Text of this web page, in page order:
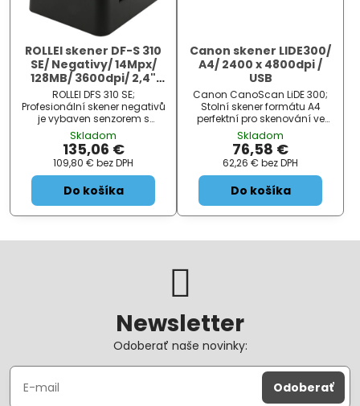
ROLLEI skener DF-S 310
SE/ Negativy/ 14Mpx/
128MB/ 3600dpi/ 2,4"
LCD/ SDHC/ USB
ROLLEI DFS 310 SE;
Profesionální skener negativů
je vybaven senzorem s
rozlišením 14 Mpx , díky němu
je možné dosáhnout snímku
v rozlišení až 3600 dpi .
Zvládne skenovat rychlostí
až 20 snímků za...
Skladom
135,06 €
109,80 € bez DPH
Do košíka
Canon skener LIDE300/
A4/ 2400 x 4800dpi /
USB
Canon CanoScan LiDE 300;
Stolní skener formátu A4
perfektní pro skenování ve
vysokém rozlišení doma i v
kanceláři. Disponuje
kompaktním elegantním
designem a 4 ovládacími
tlačítky EZ , která umožňují
jedn...
Skladom
76,58 €
62,26 € bez DPH
Do košíka
Newsletter
Odoberať naše novinky:
Odoberať